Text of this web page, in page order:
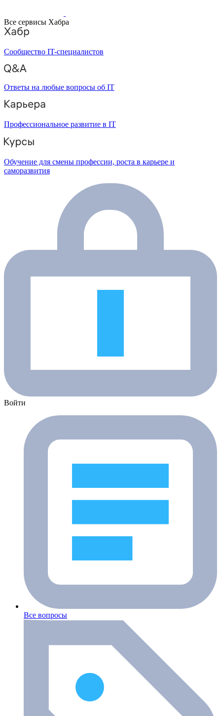
Все сервисы Хабра
Сообщество IT-специалистов
Ответы на любые вопросы об IT
Профессиональное развитие в IT
Обучение для смены профессии, роста в карьере и
саморазвития
Войти
Все вопросы